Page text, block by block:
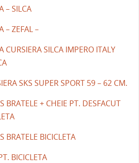
– SILCA
– ZEFAL –
CURSIERA SILCA IMPERO ITALY
SKS SUPER SPORT 59 – 62 CM.
BRATELE + CHEIE PT. DESFACUT
BRATELE BICICLETA
BICICLETA